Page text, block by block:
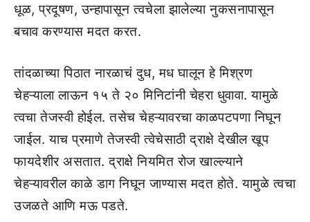
धूळ, प्रदूषण, उन्हापासून त्वचेला झालेल्या नुकसनापासून
बचाव करण्यास मदत करत.
तांदळाच्या पिठात नारळाचं दुध, मध घालून हे मिश्रण
चेहऱ्याला लाऊन १५ ते २० मिनिटांनी चेहरा धुवावा. यामुळे
त्वचा तेजस्वी होईल. तसेच चेहऱ्यावरचा काळपटपणा निघून
जाईल. याच प्रमाणे तेजस्वी त्वेचेसाठी द्राक्षे देखील खूप
फायदेशीर असतात. द्राक्षे नियमित रोज खाल्ल्याने
चेहऱ्यावरील काळे डाग निघून जाण्यास मदत होते. यामुळे त्वचा
उजळते आणि मऊ पडते.